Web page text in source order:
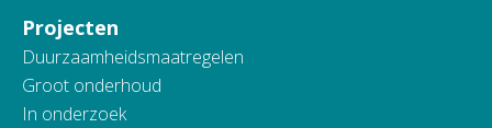
Projecten
Duurzaamheidsmaatregelen
Groot onderhoud
In onderzoek